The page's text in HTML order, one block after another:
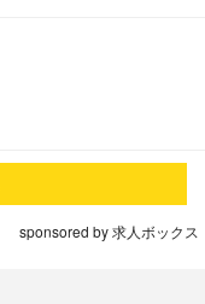
sponsored by 求人ボックス